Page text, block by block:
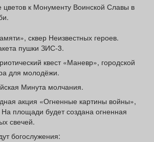
Я - пенсионер
к Монументу Воинской Славы в
сквер Неизвестных героев.
пушки ЗИС-3.
квест «Маневр», городской
для молодёжи.
Минута молчания.
акция «Огненные картины войны»,
площади будет создана огненная
свечей.
богослужения: